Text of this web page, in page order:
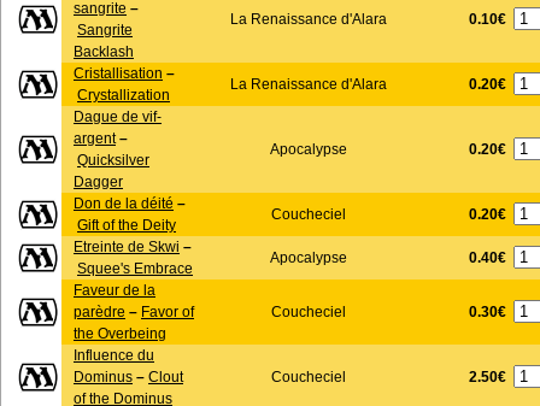
sangrite –
Sangrite
Backlash
La Renaissance d'Alara 0.10€
Cristallisation –
Crystallization
La Renaissance d'Alara 0.20€
Dague de vif-
argent–
Quicksilver
Dagger
Apocalypse 0.20€
Don de la déité –
Gift of the Deity
Coucheciel 0.20€
Etreinte de Skwi –
Squee's Embrace
Apocalypse 0.40€
Faveur de la
parèdre – Favor of
the Overbeing
Coucheciel 0.30€
Influence du
Dominus – Clout
of the Dominus
Coucheciel 2.50€